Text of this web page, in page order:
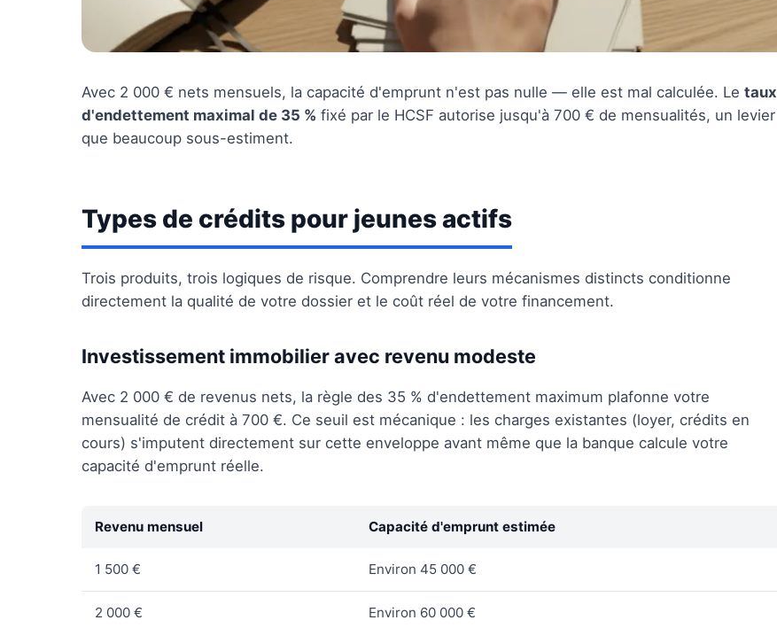
Avec 2 000 € nets mensuels, la capacité d'emprunt n'est pas nulle — elle est mal calculée. Le taux
d'endettement maximal de 35 % fixé par le HCSF autorise jusqu'à 700 € de mensualités, un levier
que beaucoup sous-estiment.
Types de crédits pour jeunes actifs
Trois produits, trois logiques de risque. Comprendre leurs mécanismes distincts conditionne
directement la qualité de votre dossier et le coût réel de votre financement.
Investissement immobilier avec revenu modeste
Avec 2 000 € de revenus nets, la règle des 35 % d'endettement maximum plafonne votre
mensualité de crédit à 700 €. Ce seuil est mécanique : les charges existantes (loyer, crédits en
cours) s'imputent directement sur cette enveloppe avant même que la banque calcule votre
capacité d'emprunt réelle.
Revenu mensuel Capacité d'emprunt estimée
1 500 € Environ 45 000 €
2 000 € Environ 60 000 €